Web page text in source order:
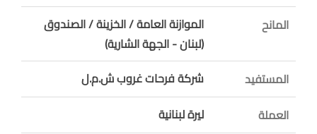
المانح
الموازنة العامة / الخزينة / الصندوق
(لبنان - الجهة الشارية)
المستفيد
شركة فرحات غروب ش.م.ل
العملة
ليرة لبنانية